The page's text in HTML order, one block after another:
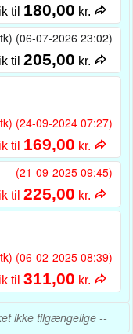
til 180,00 kr.
(06-07-2026 23:02)
til 205,00 kr.
(24-09-2024 07:27)
til 169,00 kr.
-- (21-09-2025 09:45)
til 225,00 kr.
(06-02-2025 08:39)
til 311,00 kr.
ikke tilgængelige --